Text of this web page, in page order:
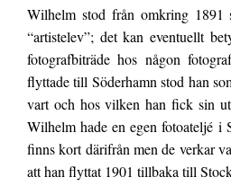
Wilhelm stod från omkring 1891
“artistelev”; det kan eventuellt
fotografbiträde hos någon
flyttade till Söderhamn stod han
vart och hos vilken han fick sin
Wilhelm hade en egen fotoateljé i
finns kort därifrån men de verkar
att han flyttat 1901 tillbaka till